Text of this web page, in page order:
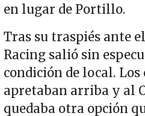
en lugar de Portillo.
Tras su traspiés ante
Racing salió sin
condición de local. Los
apretaban arriba y al
quedaba otra opción